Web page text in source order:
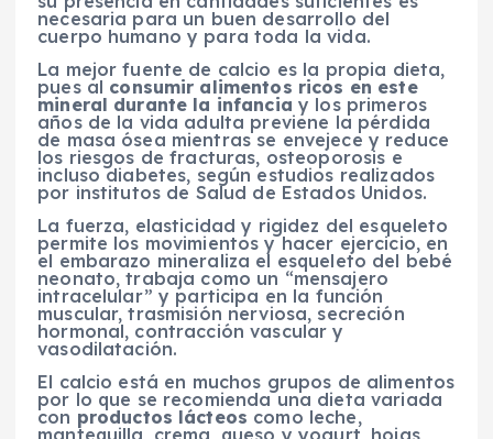
necesaria para un buen desarrollo del
cuerpo humano y para toda la vida.
La mejor fuente de calcio es la propia dieta,
pues al consumir alimentos ricos en este
mineral durante la infancia y los primeros
años de la vida adulta previene la pérdida
de masa ósea mientras se envejece y reduce
los riesgos de fracturas, osteoporosis e
incluso diabetes, según estudios realizados
por institutos de Salud de Estados Unidos.
La fuerza, elasticidad y rigidez del esqueleto
permite los movimientos y hacer ejercicio, en
el embarazo mineraliza el esqueleto del bebé
neonato, trabaja como un “mensajero
intracelular” y participa en la función
muscular, trasmisión nerviosa, secreción
hormonal, contracción vascular y
vasodilatación.
El calcio está en muchos grupos de alimentos
por lo que se recomienda una dieta variada
con productos lácteos como leche,